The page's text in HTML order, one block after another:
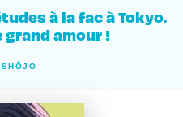
à la fac à Tokyo.
grand amour !